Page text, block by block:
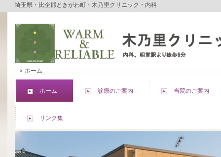
埼玉県・比企郡ときがわ町・木乃里クリニック・内科
ホーム
ホーム 診療のご案内 当院のご案内
リンク集